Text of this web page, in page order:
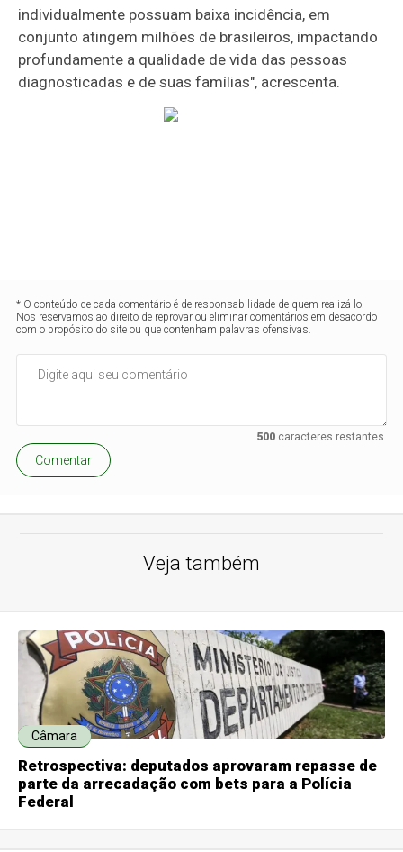
individualmente possuam baixa incidência, em
conjunto atingem milhões de brasileiros, impactando
profundamente a qualidade de vida das pessoas
diagnosticadas e de suas famílias", acrescenta.
* O conteúdo de cada comentário é de responsabilidade de quem realizá-lo.
Nos reservamos ao direito de reprovar ou eliminar comentários em desacordo
com o propósito do site ou que contenham palavras ofensivas.
500caracteres restantes.
Comentar
Veja também
Câmara
Retrospectiva: deputados aprovaram repasse de
parte da arrecadação com bets para a Polícia
Federal